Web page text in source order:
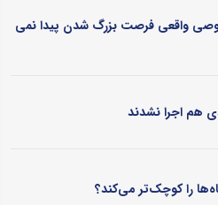
واقعی فرصت بزرگ شدن پیدا نمی
هم اجرا نشدند
را کوچک‌تر می‌کند؟